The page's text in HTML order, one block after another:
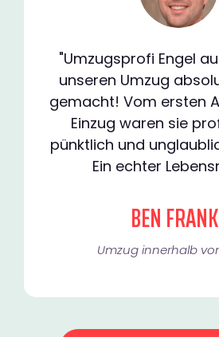
"Umzugsprofi Engel
unseren Umzug
gemacht! Vom ersten
Einzug waren sie
pünktlich und
Ein echter
BEN
Umzug innerhalb